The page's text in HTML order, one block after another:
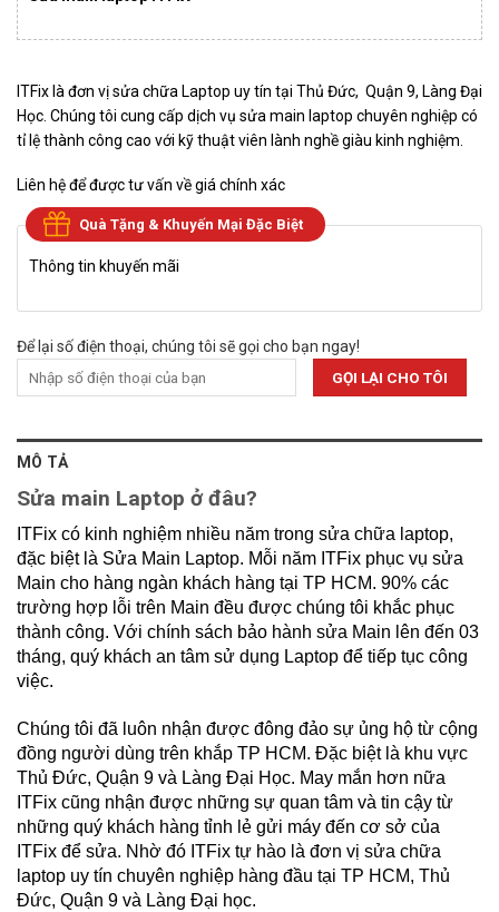
ITFix là đơn vị sửa chữa Laptop uy tín tại Thủ Đức, Quận 9, Làng Đại
Học. Chúng tôi cung cấp dịch vụ sửa main laptop chuyên nghiệp có
tỉ lệ thành công cao với kỹ thuật viên lành nghề giàu kinh nghiệm.
Liên hệ để được tư vấn về giá chính xác
Quà Tặng & Khuyến Mại Đặc Biệt
Thông tin khuyến mãi
Để lại số điện thoại, chúng tôi sẽ gọi cho bạn ngay!
MÔ TẢ
Sửa main Laptop ở đâu?
ITFix có kinh nghiệm nhiều năm trong sửa chữa laptop,
đặc biệt là Sửa Main Laptop. Mỗi năm ITFix phục vụ sửa
Main cho hàng ngàn khách hàng tại TP HCM. 90% các
trường hợp lỗi trên Main đều được chúng tôi khắc phục
thành công. Với chính sách bảo hành sửa Main lên đến 03
tháng, quý khách an tâm sử dụng Laptop để tiếp tục công
việc.
Chúng tôi đã luôn nhận được đông đảo sự ủng hộ từ cộng
đồng người dùng trên khắp TP HCM. Đặc biệt là khu vực
Thủ Đức, Quận 9 và Làng Đại Học. May mắn hơn nữa
ITFix cũng nhận được những sự quan tâm và tin cậy từ
những quý khách hàng tỉnh lẻ gửi máy đến cơ sở của
ITFix để sửa. Nhờ đó ITFix tự hào là đơn vị sửa chữa
laptop uy tín chuyên nghiệp hàng đầu tại TP HCM, Thủ
Đức, Quận 9 và Làng Đại học.